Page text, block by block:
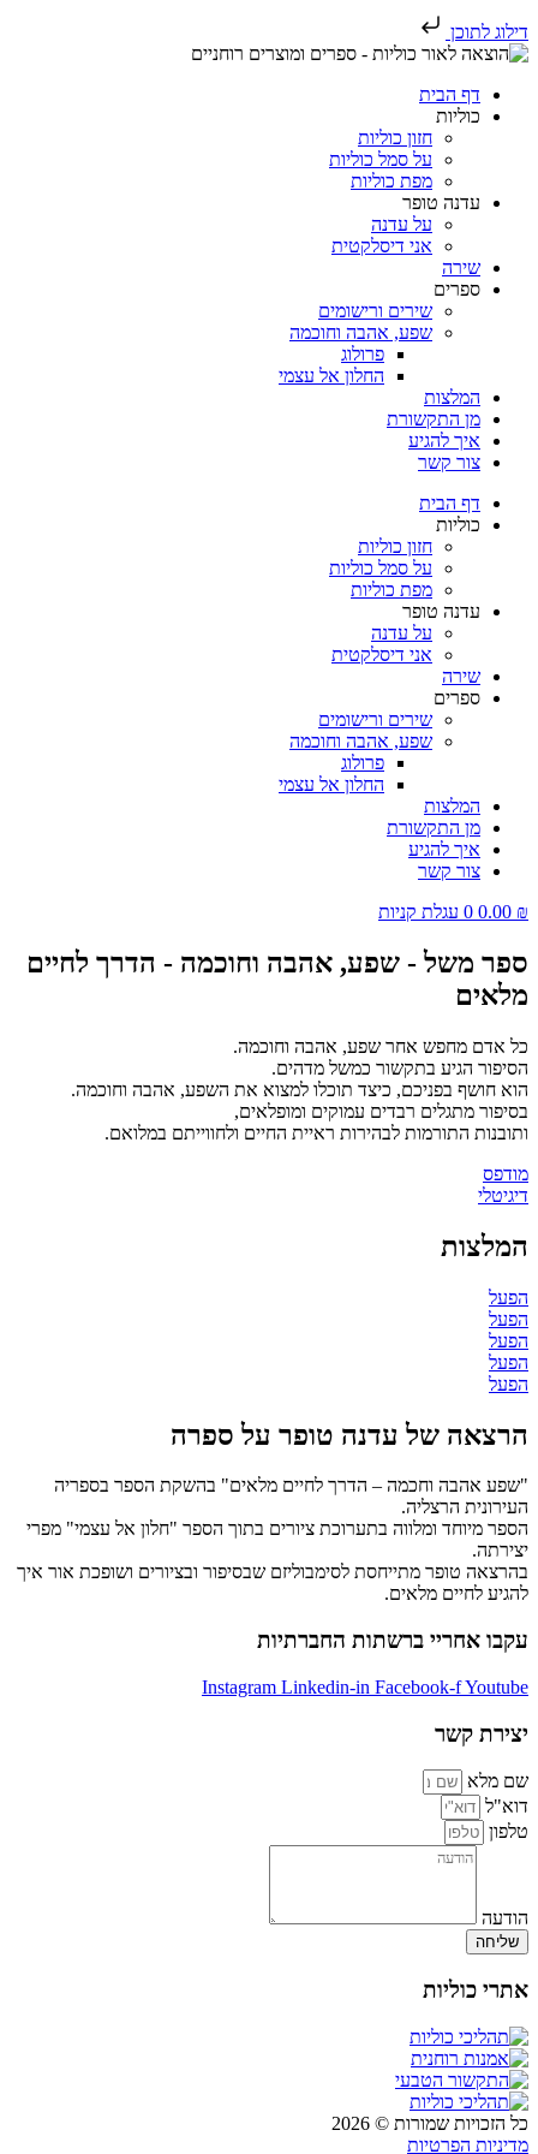
דילוג לתוכן
דף הבית
כוליות
חזון כוליות
על סמל כוליות
מפת כוליות
עדנה טופר
על עדנה
אני דיסלקטית
שירה
ספרים
שירים ורישומים
שפע, אהבה וחוכמה
פרולוג
החלון אל עצמי
המלצות
מן התקשורת
איך להגיע
צור קשר
דף הבית
כוליות
חזון כוליות
על סמל כוליות
מפת כוליות
עדנה טופר
על עדנה
אני דיסלקטית
שירה
ספרים
שירים ורישומים
שפע, אהבה וחוכמה
פרולוג
החלון אל עצמי
המלצות
מן התקשורת
איך להגיע
צור קשר
0.00 ₪
0 עגלת קניות
ספר משל - שפע, אהבה וחוכמה - הדרך לחיים
מלאים
כל אדם מחפש אחר שפע, אהבה וחוכמה.
הסיפור הגיע בתקשור כמשל מדהים.
הוא חושף בפניכם, כיצד תוכלו למצוא את השפע, אהבה וחוכמה.
בסיפור מתגלים רבדים עמוקים ומופלאים,
ותובנות התורמות לבהירות ראיית החיים ולחווייתם במלואם.
מודפס
דיגיטלי
המלצות
הפעל
הפעל
הפעל
הפעל
הפעל
הרצאה של עדנה טופר על ספרה
"שפע אהבה וחכמה – הדרך לחיים מלאים" בהשקת הספר בספריה
העירונית הרצליה.
הספר מיוחד ומלווה בתערוכת ציורים בתוך הספר "חלון אל עצמי" מפרי
יצירתה.
בהרצאה טופר מתייחסת לסימבוליזם שבסיפור ובציורים ושופכת אור איך
להגיע לחיים מלאים.
עקבו אחריי ברשתות החברתיות
Instagram Linkedin-in Facebook-fYoutube
יצירת קשר
שם מלא
דוא"ל
טלפון
הודעה
שליחה
אתרי כוליות
כל הזכויות שמורות © 2026
מדיניות הפרטיות